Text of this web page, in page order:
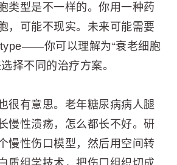
类型是不一样的。你用一种药
，可能不现实。未来可能需要
你可以理解为“衰老细胞
择不同的治疗方案。
很有意思。老年糖尿病病人腿
慢性溃疡，怎么都长不好。研
慢性伤口模型，然后用空间转